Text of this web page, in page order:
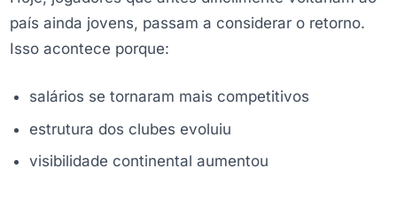
país ainda jovens, passam a considerar o retorno.
Isso acontece porque:
salários se tornaram mais competitivos
estrutura dos clubes evoluiu
visibilidade continental aumentou